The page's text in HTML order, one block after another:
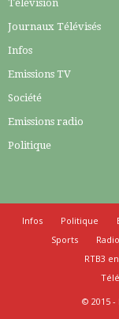
Télévision
Journaux Télévisés
Infos
Emissions TV
Société
Emissions radio
Politique
Infos Politique
Sports
Radio
RTB3
© 2015 -